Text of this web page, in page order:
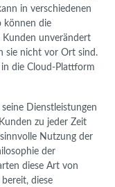
in verschiedenen
können die
Kunden unverändert
sie nicht vor Ort sind.
die Cloud-Plattform
Dienstleistungen
zu jeder Zeit
Nutzung der
der
diese Art von
diese